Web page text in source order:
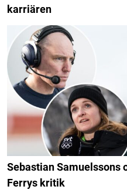
karriären
Sebastian Samuelssons
Ferrys kritik